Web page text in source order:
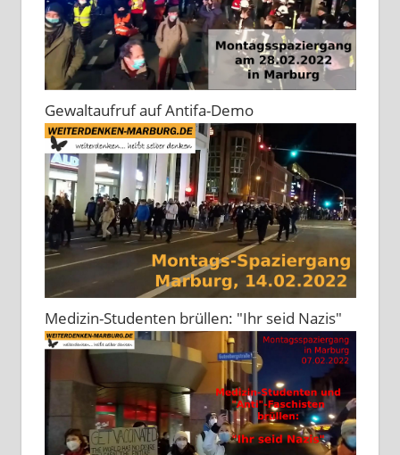
Gewaltaufruf auf Antifa-Demo
Medizin-Studenten brüllen: "Ihr seid Nazis"